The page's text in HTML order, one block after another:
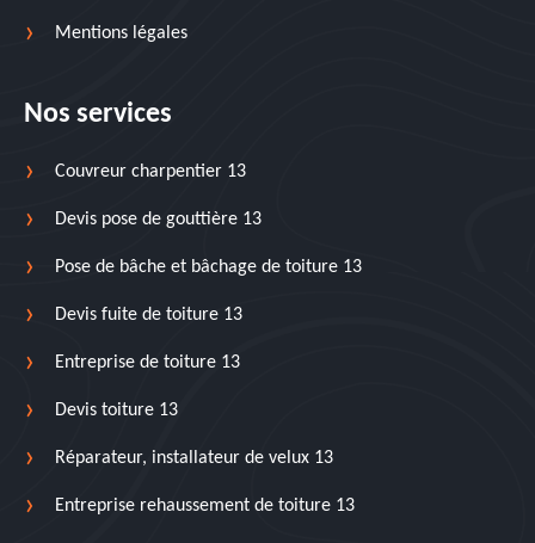
Mentions légales
Nos services
Couvreur charpentier 13
Devis pose de gouttière 13
Pose de bâche et bâchage de toiture 13
Devis fuite de toiture 13
Entreprise de toiture 13
Devis toiture 13
Réparateur, installateur de velux 13
Entreprise rehaussement de toiture 13